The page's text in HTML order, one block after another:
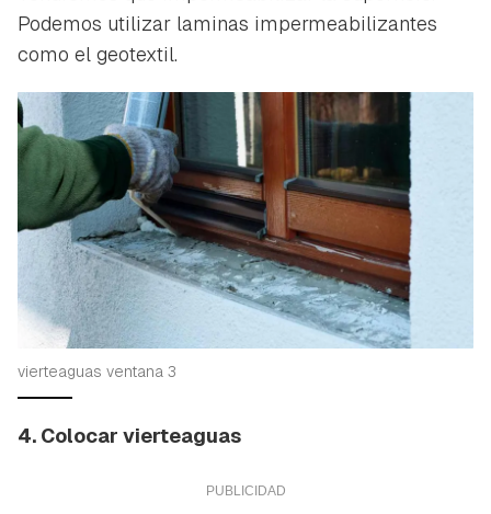
Podemos utilizar laminas impermeabilizantes
como el geotextil.
vierteaguas ventana 3
4. Colocar vierteaguas